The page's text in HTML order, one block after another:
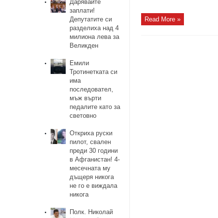
Read More »
Дарявайте
заплати!
Депутатите си
разделиха над 4
милиона лева за
Великден
Емили
Тротинетката си
има
последовател,
мъж върти
педалите като за
световно
Откриха руски
пилот, свален
преди 30 години
в Афганистан! 4-
месечната му
дъщеря никога
не го е виждала
никога
Полк. Николай